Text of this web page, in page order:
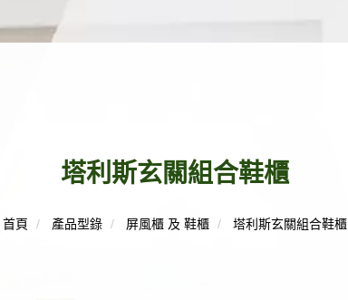
塔利斯玄關組合鞋櫃
首頁 產品型錄 屏風櫃 及 鞋櫃 塔利斯玄關組合鞋櫃